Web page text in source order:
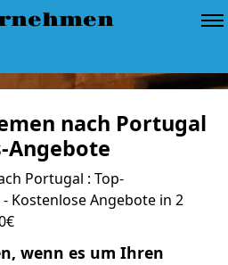
nach Portugal
Angebote
Portugal : Top-
Kostenlose Angebote in 2
wenn es um Ihren